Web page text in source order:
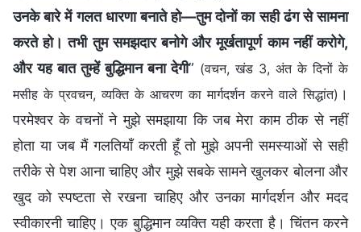
उनके बारे में गलत धारणा बनाते हो—तुम दोनों का सही ढंग से सामना
करते हो। तभी तुम समझदार बनोगे और मूर्खतापूर्ण काम नहीं करोगे,
और यह बात तुम्हें बुद्धिमान बना देगी” (वचन, खंड 3, अंत के दिनों के
मसीह के प्रवचन, व्यक्ति के आचरण का मार्गदर्शन करने वाले सिद्धांत) ।
परमेश्वर के वचनों ने मुझे समझाया कि जब मेरा काम ठीक से नहीं
होता या जब मैं गलतियाँ करती हूँ तो मुझे अपनी समस्याओं से सही
तरीके से पेश आना चाहिए और मुझे सबके सामने खुलकर बोलना और
खुद को स्पष्टता से रखना चाहिए और उनका मार्गदर्शन और मदद
स्वीकारनी चाहिए। एक बुद्धिमान व्यक्ति यही करता है। चिंतन करने